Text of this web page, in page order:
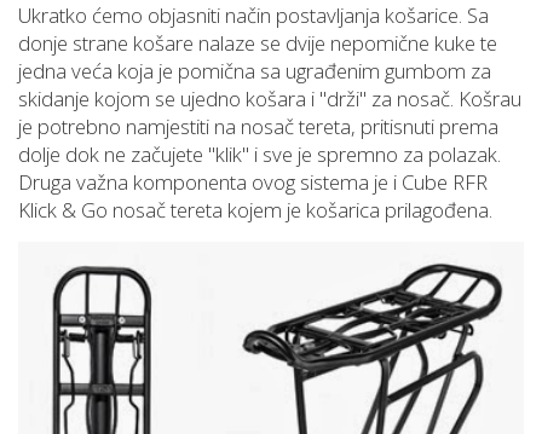
Ukratko ćemo objasniti način postavljanja košarice. Sa
donje strane košare nalaze se dvije nepomične kuke te
jedna veća koja je pomična sa ugrađenim gumbom za
skidanje kojom se ujedno košara i ''drži'' za nosač. Košrau
je potrebno namjestiti na nosač tereta, pritisnuti prema
dolje dok ne začujete ''klik'' i sve je spremno za polazak.
Druga važna komponenta ovog sistema je i Cube RFR
Klick & Go nosač tereta kojem je košarica prilagođena.